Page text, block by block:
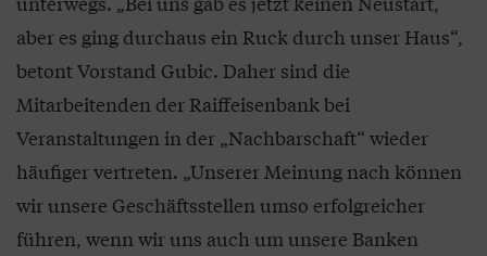
aber es ging durchaus ein Ruck durch unser Haus“,
betont Vorstand Gubic. Daher sind die
Mitarbeitenden der Raiffeisenbank bei
Veranstaltungen in der „Nachbarschaft“ wieder
häufiger vertreten. „Unserer Meinung nach können
wir unsere Geschäftsstellen umso erfolgreicher
führen, wenn wir uns auch um unsere Banken